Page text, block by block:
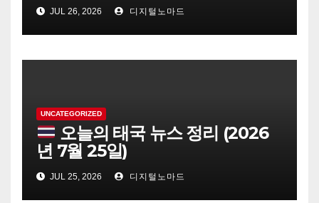
JUL 26, 2026 디지털노마드
UNCATEGORIZED
오늘의 태국 뉴스 정리 (2026
년 7월 25일)
JUL 25, 2026 디지털노마드